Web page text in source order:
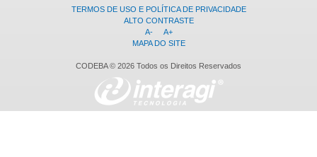
TERMOS DE USO E POLÍTICA DE PRIVACIDADE
ALTO CONTRASTE
A-
A+
MAPA DO SITE
CODEBA © 2026 Todos os Direitos Reservados